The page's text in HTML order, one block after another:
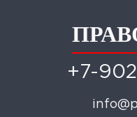
+7-